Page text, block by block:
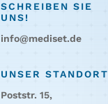
SCHREIBEN SIE
UNS!
info@mediset.de
UNSER STANDORT
Poststr. 15,